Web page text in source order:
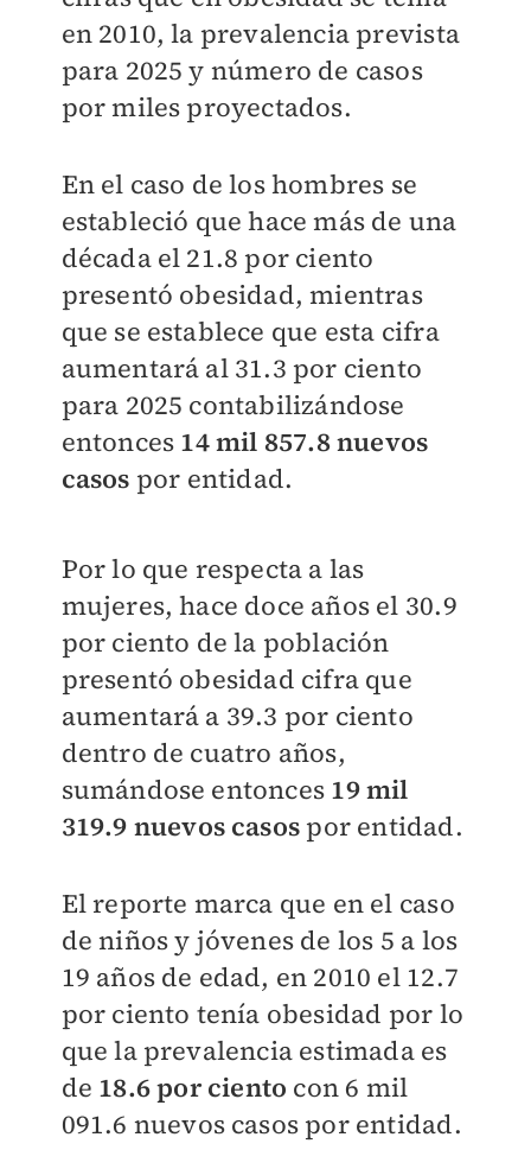
en 2010, la prevalencia prevista
para 2025 y número de casos
por miles proyectados.
En el caso de los hombres se
estableció que hace más de una
década el 21.8 por ciento
presentó obesidad, mientras
que se establece que esta cifra
aumentará al 31.3 por ciento
para 2025 contabilizándose
entonces 14 mil 857.8 nuevos
casos por entidad.
Por lo que respecta a las
mujeres, hace doce años el 30.9
por ciento de la población
presentó obesidad cifra que
aumentará a 39.3 por ciento
dentro de cuatro años,
sumándose entonces 19 mil
319.9 nuevos casos por entidad.
El reporte marca que en el caso
de niños y jóvenes de los 5 a los
19 años de edad, en 2010 el 12.7
por ciento tenía obesidad por lo
que la prevalencia estimada es
de 18.6 por ciento con 6 mil
091.6 nuevos casos por entidad.